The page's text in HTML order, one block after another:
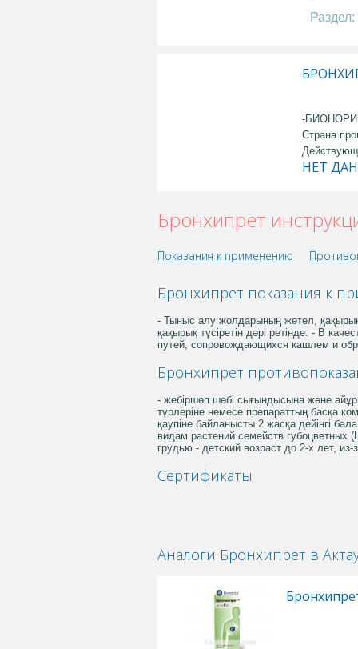
Раздел:
-
Страна
НЕТ
Бронхипрет
Показания к применению
Бронхипрет показания к
- Тыныс алу жолдарының жөтел, қақырық
қақырық түсіретін дәрі ретінде. - В
путей, сопровождающихся кашлем и
Бронхипрет
- жебіршөп шөбі сығындысына және
түрлеріне немесе препараттың басқа
қаупіне байланысты 2 жасқа дейінгі
видам растений семейств губоцветных
грудью - детский возраст до 2-х лет,
Сертификаты
Аналоги Бронхипрет в